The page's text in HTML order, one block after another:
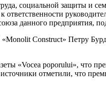
социальной за­щиты и
данного предприя­тия,
Construct» Петру
«Vocea poporului»,
отметили, что